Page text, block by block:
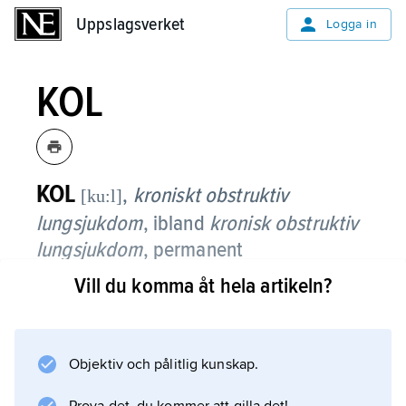
Uppslagsverket Logga in
KOL
KOL [ku:l], kroniskt obstruktiv
lungsjukdom, ibland kronisk obstruktiv
lungsjukdom, permanent
luftrörsinflammation (kronisk bronkit)
lungfunktion.
Luftrörsinflammationen medför förtjockade
Vill du komma åt hela artikeln?
Objektiv och pålitlig kunskap.